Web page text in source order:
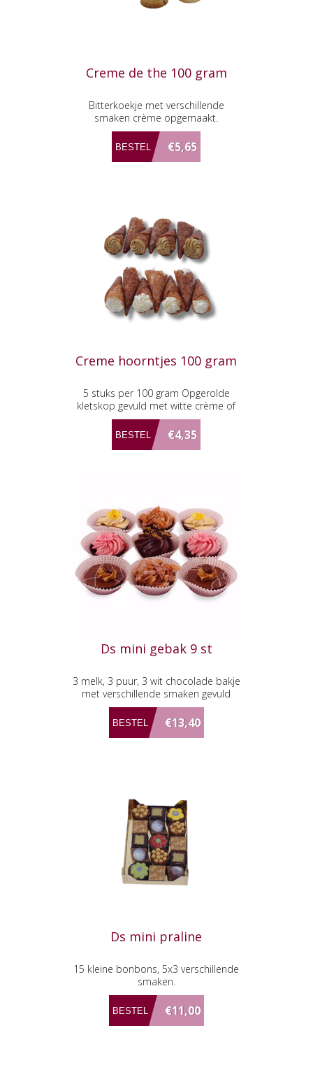
Creme de the 100 gram
Bitterkoekje met verschillende
smaken crème opgemaakt.
€5,65
Creme hoorntjes 100 gram
5 stuks per 100 gram Opgerolde
kletskop gevuld met witte crème of
mokka crème
€4,35
Ds mini gebak 9 st
3 melk, 3 puur, 3 wit chocolade bakje
met verschillende smaken gevuld
€13,40
Ds mini praline
15 kleine bonbons, 5x3 verschillende
smaken.
€11,00